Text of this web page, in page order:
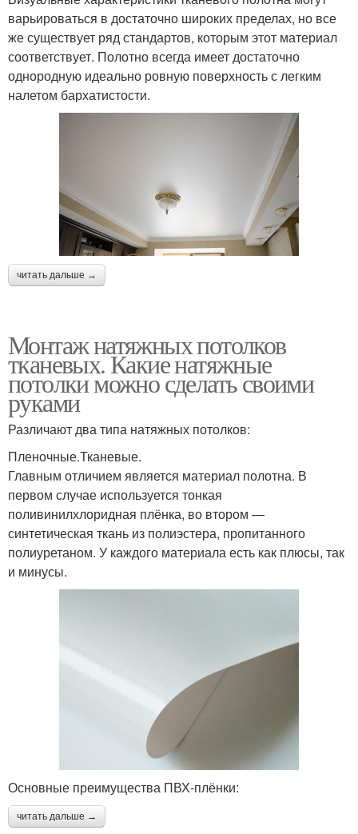
варьироваться в достаточно широких пределах, но все
же существует ряд стандартов, которым этот материал
соответствует. Полотно всегда имеет достаточно
однородную идеально ровную поверхность с легким
налетом бархатистости.
читать дальше →
Монтаж натяжных потолков
тканевых. Какие натяжные
потолки можно сделать своими
руками
Различают два типа натяжных потолков:
Пленочные.Тканевые.
Главным отличием является материал полотна. В
первом случае используется тонкая
поливинилхлоридная плёнка, во втором —
синтетическая ткань из полиэстера, пропитанного
полиуретаном. У каждого материала есть как плюсы, так
и минусы.
Основные преимущества ПВХ-плёнки:
читать дальше →